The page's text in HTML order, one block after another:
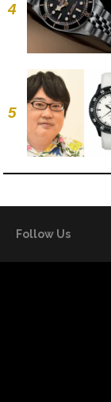
4
5
Follow Us